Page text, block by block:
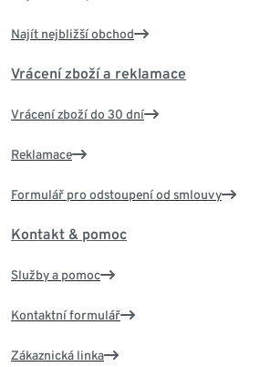
Najít nejbližší obchod
Vrácení zboží a reklamace
Vrácení zboží do 30 dní
Reklamace
Formulář pro odstoupení od smlouvy
Kontakt & pomoc
Služby a pomoc
Kontaktní formulář
Zákaznická linka